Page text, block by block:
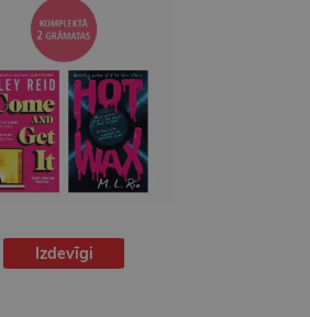
Izdevīgi